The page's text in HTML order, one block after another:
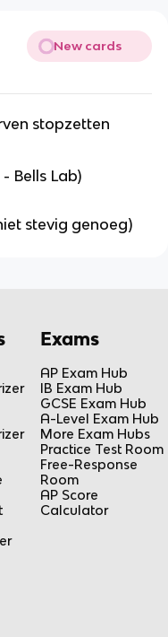
New cards
stopzetten
Bells Lab)
stevig genoeg)
Exams
AP Exam Hub
IB Exam Hub
GCSE Exam Hub
A-Level Exam Hub
More Exam Hubs
Practice Test Room
Free-Response
Room
AP Score
Calculator